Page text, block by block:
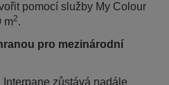
pomocí služby My Colour
m2.
pro mezinárodní
zůstává nadále